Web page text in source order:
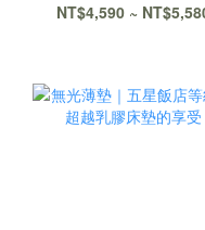
NT$4,590 ~